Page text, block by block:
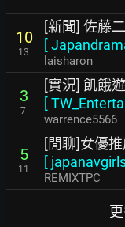
10
13
[新聞] 佐藤
[
laisharon
3
7
[實況] 飢餓
[
warrence5566
5
11
[閒聊]女優
[
REMIXTPC